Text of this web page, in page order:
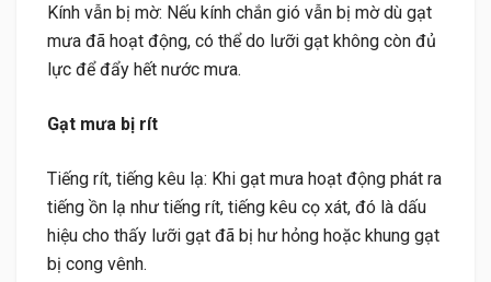
Kính vẫn bị mờ: Nếu kính chắn gió vẫn bị mờ dù gạt
mưa đã hoạt động, có thể do lưỡi gạt không còn đủ
lực để đẩy hết nước mưa.
Gạt mưa bị rít
Tiếng rít, tiếng kêu lạ: Khi gạt mưa hoạt động phát ra
tiếng ồn lạ như tiếng rít, tiếng kêu cọ xát, đó là dấu
hiệu cho thấy lưỡi gạt đã bị hư hỏng hoặc khung gạt
bị cong vênh.